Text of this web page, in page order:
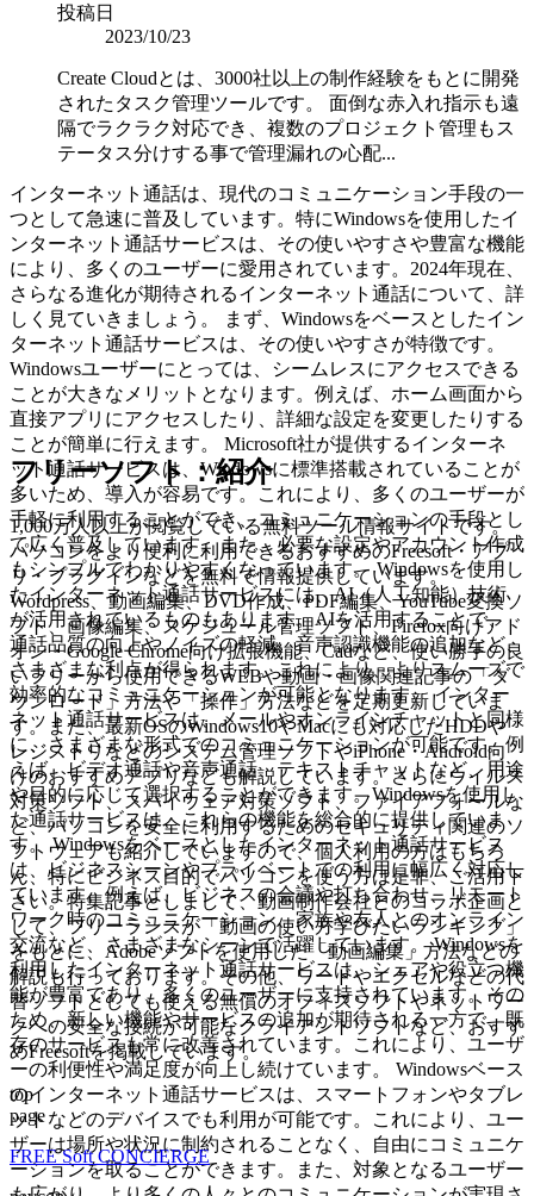
インターネット通話は、現代のコミュニケーション手段の一
つとして急速に普及しています。特にWindowsを使用したイ
ンターネット通話サービスは、その使いやすさや豊富な機能
により、多くのユーザーに愛用されています。2024年現在、
さらなる進化が期待されるインターネット通話について、詳
しく見ていきましょう。 まず、Windowsをベースとしたイン
ターネット通話サービスは、その使いやすさが特徴です。
Windowsユーザーにとっては、シームレスにアクセスできる
ことが大きなメリットとなります。例えば、ホーム画面から
直接アプリにアクセスしたり、詳細な設定を変更したりする
ことが簡単に行えます。 Microsoft社が提供するインターネ
ット通話サービスは、Windowsに標準搭載されていることが
多いため、導入が容易です。これにより、多くのユーザーが
手軽に利用することができ、コミュニケーションの手段とし
て広く普及しています。また、必要な設定やアカウント作成
もシンプルでわかりやすくなっています。 Windowsを使用し
たインターネット通話サービスには、AI（人工知能）技術
が活用されているものもあります。AIを活用することで、
通話品質の向上やノイズの軽減、音声認識機能の追加など、
さまざまな利点が得られます。これにより、よりスムーズで
効率的なコミュニケーションが可能となります。 インター
ネット通話サービスは、メールやオンラインチャットと同様
に、さまざまな形式でのコミュニケーションが可能です。例
えば、ビデオ通話や音声通話、テキストチャットなど、用途
や目的に応じて選択することができます。Windowsを使用し
た通話サービスは、これらの機能を総合的に提供していま
す。 Windowsをベースとしたインターネット通話サービス
は、ビジネスシーンやプライベートでの利用に幅広く対応し
ています。例えば、ビジネスの会議や打ち合わせ、リモート
ワーク時のコミュニケーション、家族や友人とのオンライン
交流など、さまざまなシーンで活躍しています。 Windowsを
利用したインターネット通話サービスは、シェアや役立つ機
能が豊富であり、多くのユーザーに支持されています。その
ため、新しい機能やサービスの追加が期待される一方で、既
存のサービスも常に改善されています。これにより、ユーザ
ーの利便性や満足度が向上し続けています。 Windowsベース
のインターネット通話サービスは、スマートフォンやタブレ
ットなどのデバイスでも利用が可能です。これにより、ユー
ザーは場所や状況に制約されることなく、自由にコミュニケ
ーションを取ることができます。また、対象となるユーザー
投稿日
2023/10/23
Create Cloudとは、3000社以上の制作経験をもとに開発
されたタスク管理ツールです。 面倒な赤入れ指示も遠
隔でラクラク対応でき、複数のプロジェクト管理もス
テータス分けする事で管理漏れの心配...
フリーソフト：紹介
1,000万人以上が閲覧している無料ツール情報サイトです。
パソコンをより便利に利用できるおすすめのFreesoft・アプ
リ・プラグインなどを無料で情報提供しています。
Wordpress、動画編集、DVD作成、PDF編集、YouTube変換ソ
フト、画像編集、スケジュール管理ソフト、Firefox向けアド
オン・Google Chrome向け拡張機能、Cadなど、使い勝手の良
いフリーから使用できるWEBや動画・画像関連記事の「ダ
ウンロード」方法や「操作」方法などを定期更新していま
す。また、最新OSのWindows10やMacにも対応したHDDや
レジストリなどのシステム管理ソフトやiPhone・Android向
けのおすすめアプリなども解説しています。さらにウイルス
対策ソフト、スパイウェア対策ソフト、ファイアフォールな
ど、パソコンを安全に利用するためのセキュリティ関連のソ
フトウェアも紹介していますので、個人利用の方はもちろ
ん、特にビジネス目的でパソコンを使う方は是非、ご活用下
さい。特集記事としまして、動画制作会社とのコラボ企画と
して、フリーランスが「動画の使い方学びたいランキング」
をもとに、Adobeソフトを使用した「動画編集」方法などの
解説も行っております。その他、ワードやエクセルなどの代
替ソフトとしても使える無償のオフィスソフトやネットワー
クへの安全な接続が可能なクライアントソフトなど、おすす
めFreesoftを掲載しています。
top
page
FREE Soft CONCIERGE